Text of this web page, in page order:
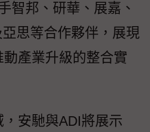
智邦、研華、展嘉、
思等合作夥伴，展現
產業升級的整合實
安馳與ADI將展示